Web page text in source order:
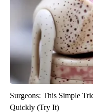
Surgeons: This Simple
Quickly (Try It)